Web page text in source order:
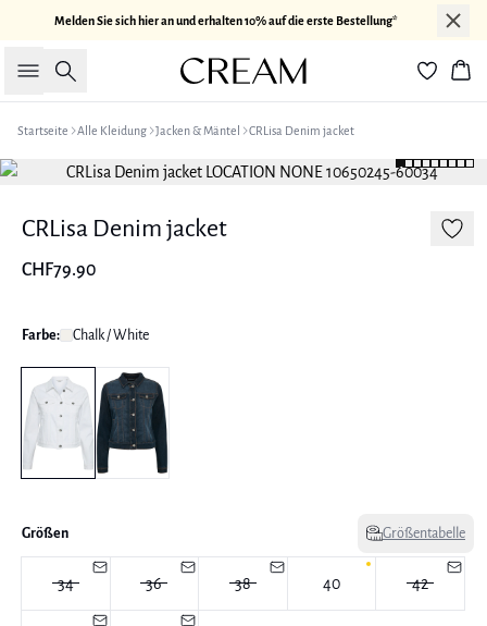
Melden Sie sich hier an und erhalten 10% auf die erste Bestellung*
Suche
Startseite Alle Kleidung Jacken & Mäntel CRLisa Denim jacket
CRLisa Denim jacket
CHF79.90
Farbe: Chalk / White
Größen Größentabelle
34 36 38 40 42